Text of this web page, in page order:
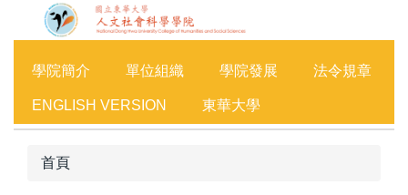
容
學院簡介 單位組織 學院發展 法令規章
ENGLISH VERSION 東華大學
首頁